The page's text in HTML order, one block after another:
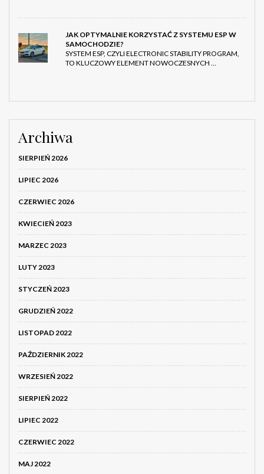
JAK OPTYMALNIE KORZYSTAĆ Z SYSTEMU ESP W
SAMOCHODZIE?
SYSTEM ESP, CZYLI ELECTRONIC STABILITY PROGRAM,
TO KLUCZOWY ELEMENT NOWOCZESNYCH …
Archiwa
SIERPIEŃ 2026
LIPIEC 2026
CZERWIEC 2026
KWIECIEŃ 2023
MARZEC 2023
LUTY 2023
STYCZEŃ 2023
GRUDZIEŃ 2022
LISTOPAD 2022
PAŹDZIERNIK 2022
WRZESIEŃ 2022
SIERPIEŃ 2022
LIPIEC 2022
CZERWIEC 2022
MAJ 2022